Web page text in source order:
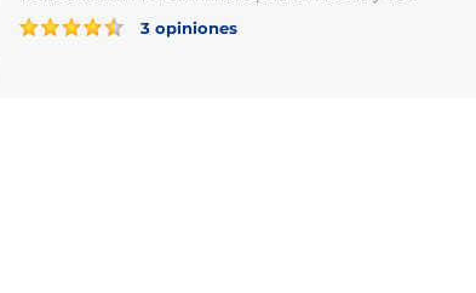
3 opiniones